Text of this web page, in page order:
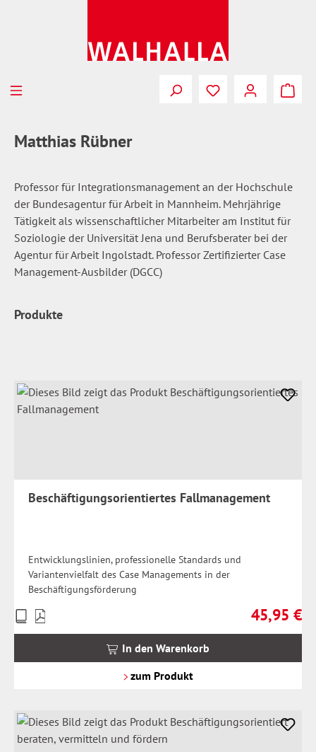
Du hast 0
Matthias Rübner
Professor für Integrationsmanagement an der Hochschule
der Bundesagentur für Arbeit in Mannheim. Mehrjährige
Tätigkeit als wissenschaftlicher Mitarbeiter am Institut für
Soziologie der Universität Jena und Berufsberater bei der
Agentur für Arbeit Ingolstadt. Professor Zertifizierter Case
Management-Ausbilder (DGCC)
Produkte
Beschäftigungsorientiertes Fallmanagement
Entwicklungslinien, professionelle Standards und
Variantenvielfalt des Case Managements in der
Beschäftigungsförderung
Regulärer
45,95 €
Preise
inkl.
In den Warenkorb
zum Produkt